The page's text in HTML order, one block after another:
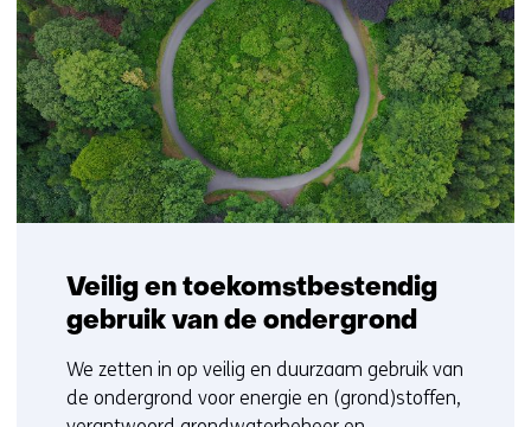
Veilig en toekomstbestendig
gebruik van de ondergrond
We zetten in op veilig en duurzaam gebruik van
de ondergrond voor energie en (grond)stoffen,